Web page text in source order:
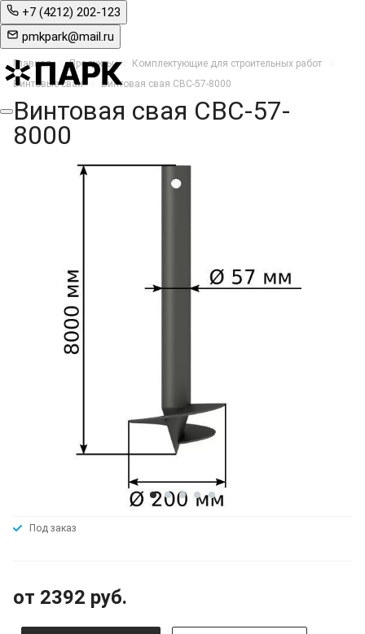
+7 (4212) 202-123
pmkpark@mail.ru
Главная Продукты
Комплектующие для строительных работ
Винтовые сваи
Винтовая свая СВС-57-8000
Винтовая свая СВС-57-
8000
Под заказ
от 2392 руб.